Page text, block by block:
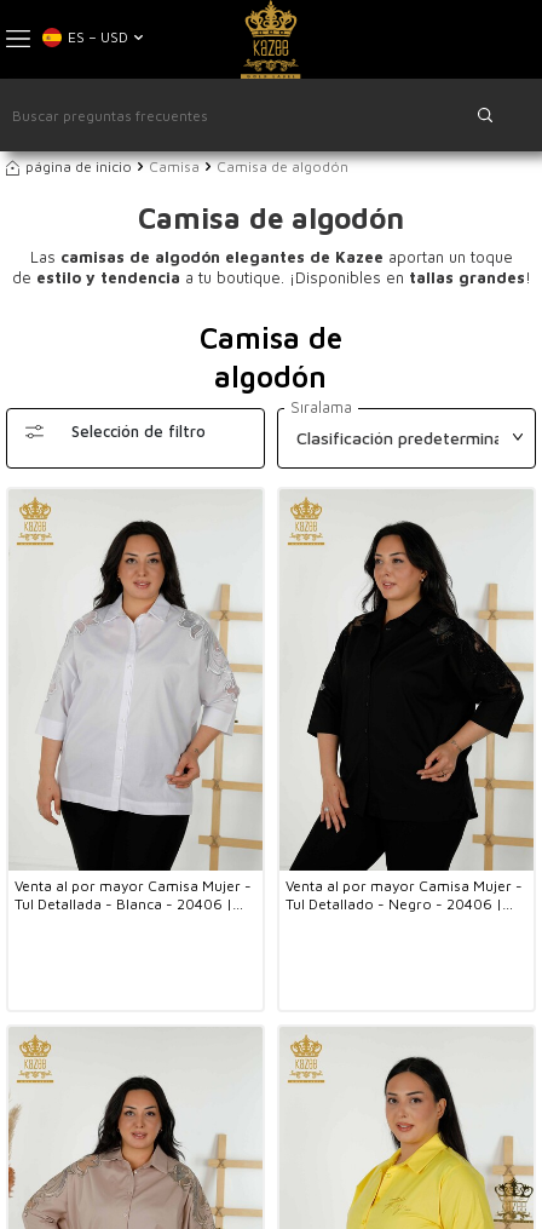
ES − USD
página de inicio Camisa Camisa de algodón
Camisa de algodón
Las camisas de algodón elegantes de Kazee aportan un toque
de estilo y tendencia a tu boutique. ¡Disponibles en tallas grandes!
Camisa de
algodón
Selección de filtro
Sıralama
Venta al por mayor Camisa Mujer -
Tul Detallada - Blanca - 20406 |
Venta al por mayor Camisa Mujer -
Tul Detallado - Negro - 20406 |